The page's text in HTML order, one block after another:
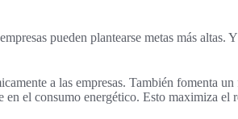
pueden plantearse metas más altas.
a las empresas. También fomenta
el consumo energético. Esto maximiza el